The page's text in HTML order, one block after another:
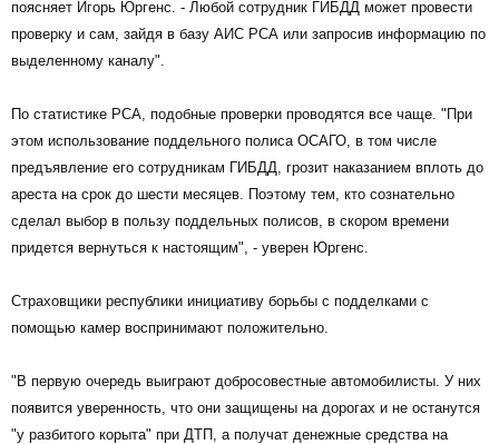
поясняет Игорь Юргенс. - Любой сотрудник ГИБДД может провести
проверку и сам, зайдя в базу АИС РСА или запросив информацию по
выделенному каналу".
По статистике РСА, подобные проверки проводятся все чаще. "При
этом использование поддельного полиса ОСАГО, в том числе
предъявление его сотрудникам ГИБДД, грозит наказанием вплоть до
ареста на срок до шести месяцев. Поэтому тем, кто сознательно
сделал выбор в пользу поддельных полисов, в скором времени
придется вернуться к настоящим", - уверен Юргенс.
Страховщики республики инициативу борьбы с подделками с
помощью камер воспринимают положительно.
"В первую очередь выиграют добросовестные автомобилисты. У них
появится уверенность, что они защищены на дорогах и не останутся
"у разбитого корыта" при ДТП, а получат денежные средства на